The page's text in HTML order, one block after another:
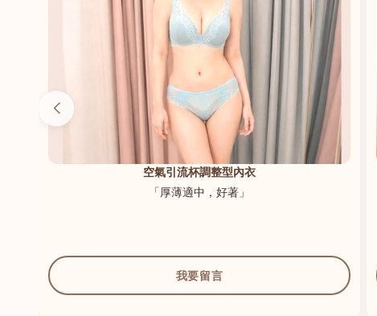
空氣引流杯調整型內衣
「厚薄適中，好著」
我要留言